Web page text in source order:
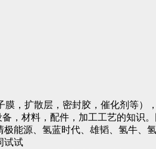
，扩散层，密封胶，催化剂等）
，材料，配件，加工工艺的知识
极能源、氢蓝时代、雄韬、氢牛、
试试